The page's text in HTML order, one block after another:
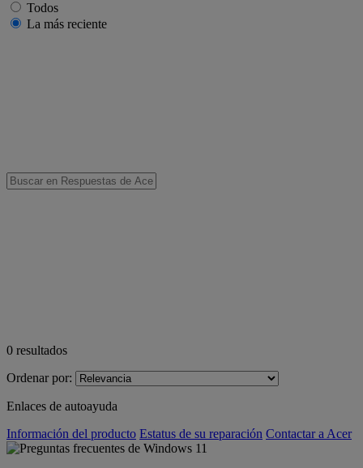
Todos
La más reciente
0 resultados
Ordenar por:
Enlaces de autoayuda
Información del producto Estatus de su reparación Contactar a Acer